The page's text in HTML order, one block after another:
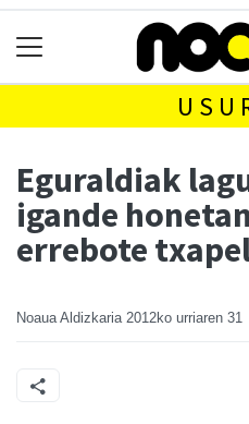
Eguraldiak
igande
errebote
Noaua Aldizkaria 2012ko urriaren 31